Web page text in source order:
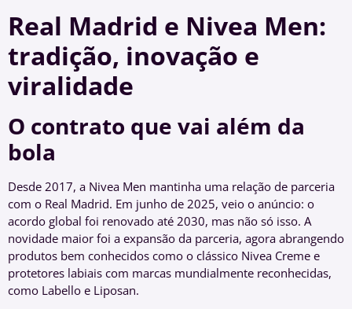
Real Madrid e Nivea Men:
tradição, inovação e
viralidade
O contrato que vai além da
bola
Desde 2017, a Nivea Men mantinha uma relação de parceria
com o Real Madrid. Em junho de 2025, veio o anúncio: o
acordo global foi renovado até 2030, mas não só isso. A
novidade maior foi a expansão da parceria, agora abrangendo
produtos bem conhecidos como o clássico Nivea Creme e
protetores labiais com marcas mundialmente reconhecidas,
como Labello e Liposan.